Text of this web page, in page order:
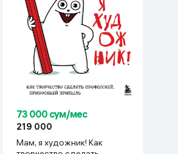
73 000 сум/мес
219 000
Мам, я художник! Как